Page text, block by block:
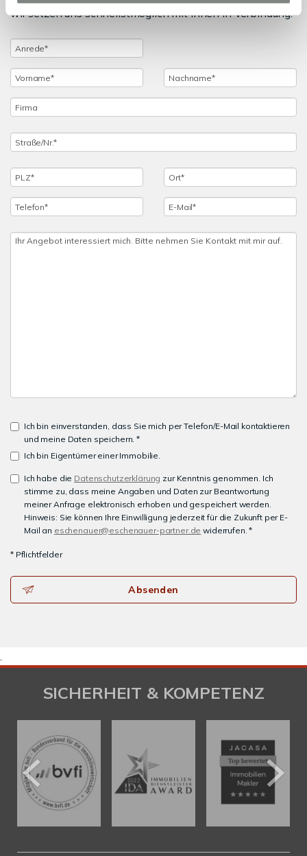
wir setzen uns schnellstmöglich mit Ihnen in Verbindung.
Ich bin einverstanden, dass Sie mich per Telefon/E-Mail kontaktieren
und meine Daten speichern. *
Ich bin Eigentümer einer Immobilie.
Ich habe die Datenschutzerklärung zur Kenntnis genommen. Ich
stimme zu, dass meine Angaben und Daten zur Beantwortung
meiner Anfrage elektronisch erhoben und gespeichert werden.
Hinweis: Sie können Ihre Einwilligung jederzeit für die Zukunft per E-
Mail an eschenauer@eschenauer-partner.de widerrufen. *
* Pflichtfelder
Absenden
.
SICHERHEIT & KOMPETENZ